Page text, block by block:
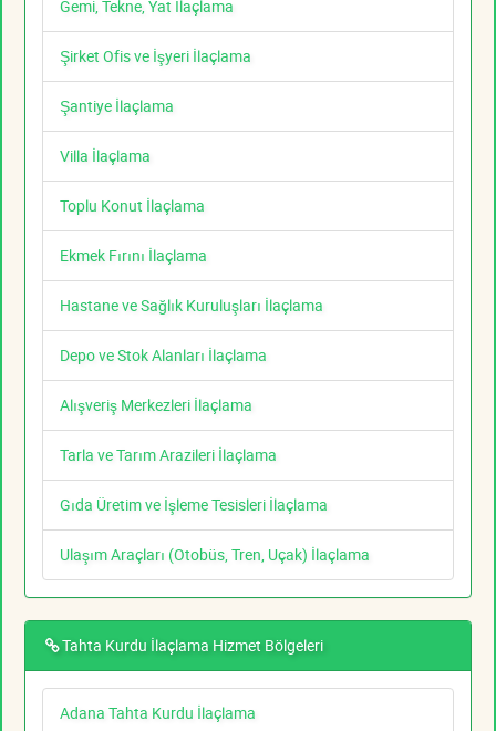
Gemi, Tekne, Yat İlaçlama
Şirket Ofis ve İşyeri İlaçlama
Şantiye İlaçlama
Villa İlaçlama
Toplu Konut İlaçlama
Ekmek Fırını İlaçlama
Hastane ve Sağlık Kuruluşları İlaçlama
Depo ve Stok Alanları İlaçlama
Alışveriş Merkezleri İlaçlama
Tarla ve Tarım Arazileri İlaçlama
Gıda Üretim ve İşleme Tesisleri İlaçlama
Ulaşım Araçları (Otobüs, Tren, Uçak) İlaçlama
Tahta Kurdu İlaçlama Hizmet Bölgeleri
Adana Tahta Kurdu İlaçlama